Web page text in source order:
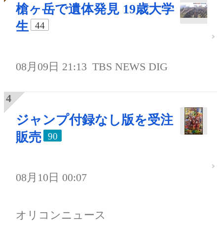
槍ヶ岳で遺体発見 19歳大学
生
44
08月09日 21:13 TBS NEWS DIG
ジャンプ付録なし版を受注
販売
90
08月10日 00:07
オリコンニュース